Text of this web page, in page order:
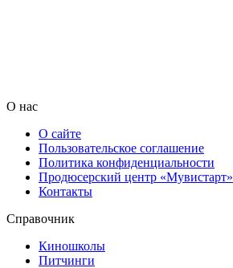
О нас
О сайте
Пользовательское соглашение
Политика конфиденциальности
Продюсерский центр «Мувистарт»
Контакты
Справочник
Киношколы
Питчинги